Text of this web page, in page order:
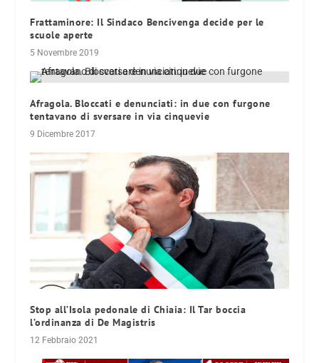
Frattaminore: Il Sindaco Bencivenga decide per le
scuole aperte
5 Novembre 2019
Afragola. Bloccati e denunciati: in due con furgone
tentavano di sversare in via cinquevie
9 Dicembre 2017
Stop all’Isola pedonale di Chiaia: Il Tar boccia
l’ordinanza di De Magistris
12 Febbraio 2021